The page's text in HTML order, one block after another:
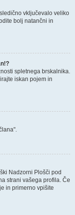
vključevalo veliko
bolj natančni in
spletnega brskalnika.
iskan pojem in
Nadzorni Plošči pod
strani vašega profila. Če
in primerno vpišite